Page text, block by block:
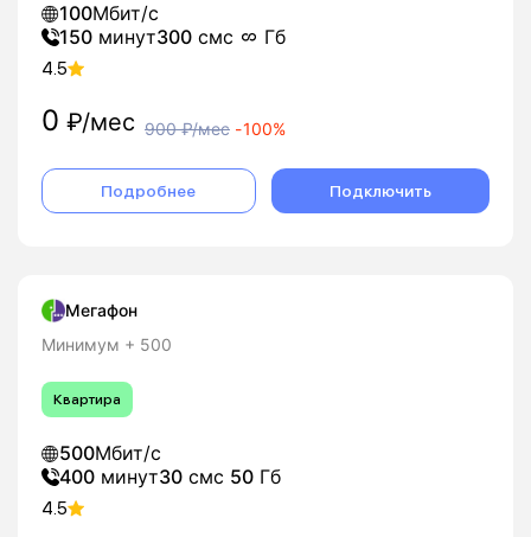
100Мбит/с
150 минут300 смс Гб
4.5
0 ₽/мес 900₽/мес -100%
Подробнее Подключить
Мегафон
Минимум + 500
Квартира
500Мбит/с
400 минут30 смс 50 Гб
4.5